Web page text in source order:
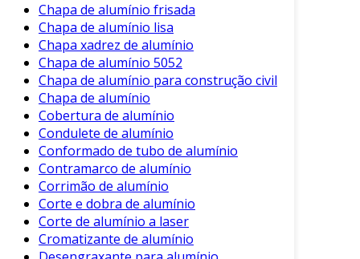
considerações são essenciais. É importante
avaliar fatores como:
Custo: Embora possa ter um investimento
inicial maior, o custo-benefício a longo
prazo é favorável.
Clima: Em regiões muito quentes ou frias,
a eficiência térmica das telhas deve ser
considerada.
Manutenção: Apesar de sua durabilidade,
verifique a necessidade de manutenção
periódica.
Chapa de alumínio frisada
Chapa de alumínio lisa
Chapa xadrez de alumínio
Chapa de alumínio 5052
Chapa de alumínio para construção civil
Chapa de alumínio
Cobertura de alumínio
Condulete de alumínio
Conformado de tubo de alumínio
Contramarco de alumínio
Corrimão de alumínio
Corte e dobra de alumínio
Corte de alumínio a laser
Cromatizante de alumínio